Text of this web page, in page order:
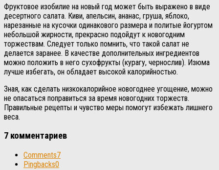
Фруктовое изобилие на новый год может быть выражено в виде
десертного салата. Киви, апельсин, ананас, груша, яблоко,
нарезанные на кусочки одинакового размера и политые йогуртом
небольшой жирности, прекрасно подойдут к новогодним
торжествам. Следует только помнить, что такой салат не
делается заранее. В качестве дополнительных ингредиентов
можно положить в него сухофрукты (курагу, чернослив). Изюма
лучше избегать, он обладает высокой калорийностью.
Зная, как сделать низкокалорийное новогоднее угощение, можно
не опасаться поправиться за время новогодних торжеств.
Правильные рецепты и чувство меры помогут избежать лишнего
веса.
7 комментариев
Comments7
Pingbacks0